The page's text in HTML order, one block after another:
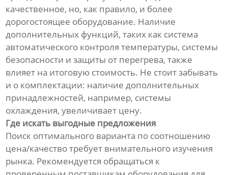
качественное, но, как правило, и более
дорогостоящее оборудование. Наличие
дополнительных функций, таких как система
автоматического контроля температуры, системы
безопасности и защиты от перегрева, также
влияет на итоговую стоимость. Не стоит забывать
и о комплектации: наличие дополнительных
принадлежностей, например, системы
охлаждения, увеличивает цену.
Где искать выгодные предложения
Поиск оптимального варианта по соотношению
цена/качество требует внимательного изучения
рынка. Рекомендуется обращаться к